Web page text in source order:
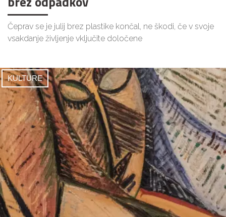
Čeprav se je julij brez plastike končal, ne škodi, če v svoje
vsakdanje življenje vključite določene
KULTURE